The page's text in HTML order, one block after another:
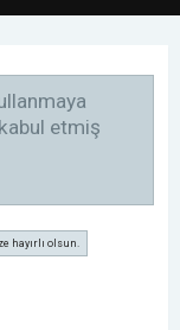
etmiş
hayırlı olsun.